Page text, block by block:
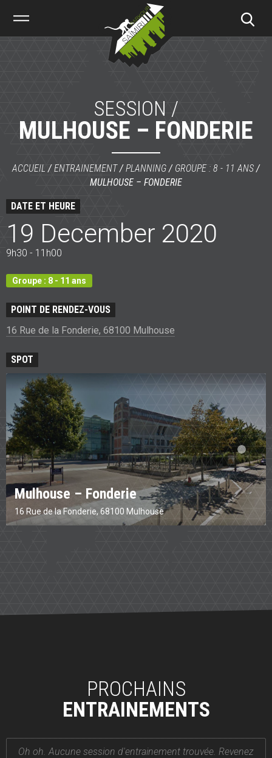
Parkour
SESSION /
MULHOUSE – FONDERIE
ACCUEIL /ENTRAINEMENT/PLANNING / GROUPE : 8 - 11 ANS /
MULHOUSE – FONDERIE
DATE ET HEURE
19 December 2020
9h30 - 11h00
Groupe : 8 - 11 ans
POINT DE RENDEZ-VOUS
16 Rue de la Fonderie, 68100 Mulhouse
SPOT
Mulhouse – Fonderie
16 Rue de la Fonderie, 68100 Mulhouse
PROCHAINS
ENTRAINEMENTS
Oh oh. Aucune session d'entrainement trouvée. Revenez